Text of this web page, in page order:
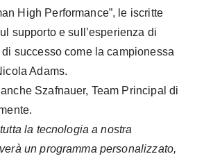
High Performance”, le iscritte
supporto e sull’esperienza di
successo come la campionessa
Adams.
Szafnauer, Team Principal di
la tecnologia a nostra
un programma personalizzato,